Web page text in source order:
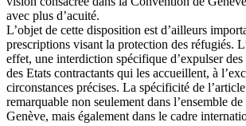
avec plus d’acuité.
L’objet de cette disposition est d’ailleurs
prescriptions visant la protection des réfugiés.
effet, une interdiction spécifique d’expulser
des Etats contractants qui les accueillent, à
circonstances précises. La spécificité de
remarquable non seulement dans l’ensemble
Genève, mais également dans le cadre